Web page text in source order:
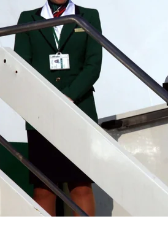
wahrheit
verlag
verlag
veranstaltungen
shop
fragen & hilfe
unterstützen
abo
genossenschaft